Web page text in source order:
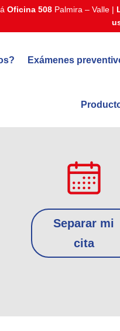
Oficina 508Palmira – Valle |
Exámenes
Separar mi
cita